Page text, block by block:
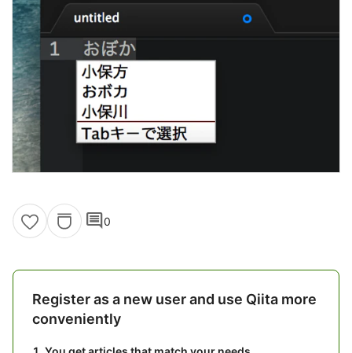
comment0
Register as a new user and use Qiita more
conveniently